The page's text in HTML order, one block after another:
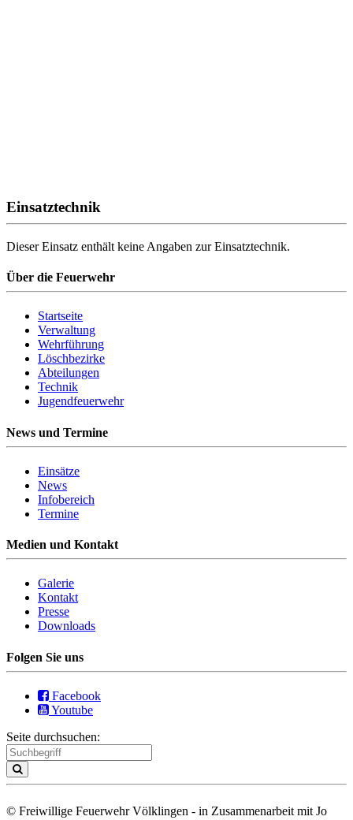
Einsatztechnik
Dieser Einsatz enthält keine Angaben zur Einsatztechnik.
Über die Feuerwehr
Startseite
Verwaltung
Wehrführung
Löschbezirke
Abteilungen
Technik
Jugendfeuerwehr
News und Termine
Einsätze
News
Infobereich
Termine
Medien und Kontakt
Galerie
Kontakt
Presse
Downloads
Folgen Sie uns
Facebook
Youtube
Seite durchsuchen:
© Freiwillige Feuerwehr Völklingen - in Zusammenarbeit mit Jo